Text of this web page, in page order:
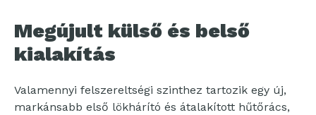
Megújult külső és belső
kialakítás
Valamennyi felszereltségi szinthez tartozik egy új,
markánsabb első lökhárító és átalakított hűtőrács,